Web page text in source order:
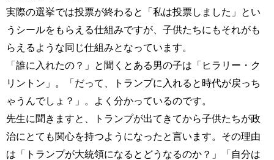
実際の選挙では投票が終わると「私は投票しました」とい
うシールをもらえる仕組みですが、子供たちにもそれがも
らえるような同じ仕組みとなっています。
「誰に入れたの？」と聞くとある男の子は「ヒラリー・ク
リントン」。「だって、トランプに入れると時代が戻っち
ゃうんでしょ？」。よく分かっているのです。
先生に聞きますと、トランプが出てきてから子供たちが政
治にとても関心を持つようになったと言います。その理由
は「トランプが大統領になるとどうなるのか？」「自分は